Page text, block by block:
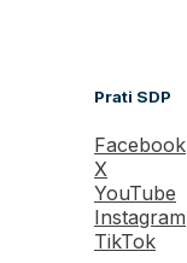
Prati SDP
Facebook
X
YouTube
Instagram
TikTok